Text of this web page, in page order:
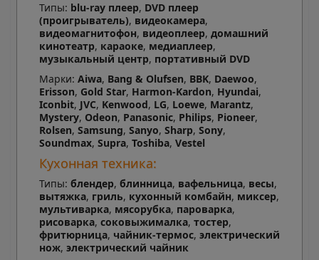
Типы: blu-ray плеер, DVD плеер
(проигрыватель), видеокамера,
видеомагнитофон, видеоплеер, домашний
кинотеатр, караоке, медиаплеер,
музыкальный центр, портативный DVD
Марки: Aiwa, Bang & Olufsen, BBK, Daewoo,
Erisson, Gold Star, Harmon-Kardon, Hyundai,
Iconbit, JVC, Kenwood, LG, Loewe, Marantz,
Mystery, Odeon, Panasonic, Philips, Pioneer,
Rolsen, Samsung, Sanyo, Sharp, Sony,
Soundmax, Supra, Toshiba, Vestel
Кухонная техника:
Типы: блендер, блинница, вафельница, весы,
вытяжка, гриль, кухонный комбайн, миксер,
мультиварка, мясорубка, пароварка,
рисоварка, соковыжималка, тостер,
фритюрница, чайник-термос, электрический
нож, электрический чайник